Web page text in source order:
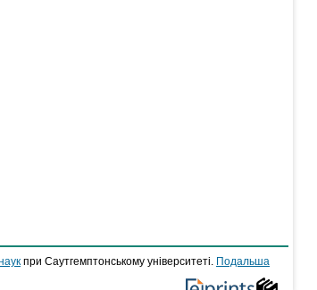
при Саутгемптонському університеті.
Подальша